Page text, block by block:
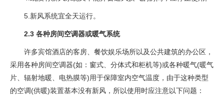
5.新风系统宜全天运行。
2.3 各种房间空调器或暖气系统
许多宾馆酒店的客房、餐饮娱乐场所以及公共建筑的办公区，
采用各种房间空调器(如：窗式、分体式和柜机等)或各种暖气(暖气
片、辐射地暖、电热膜等)用于保障室内空气温度，由于这种类型
的空调(供暖)装置基本没有新风，所以使用时应注意以下问题：